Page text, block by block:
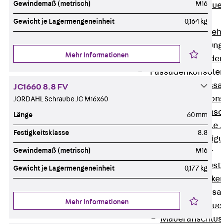
Zurück
GRIPRIP®
Winkelkonsole
Brüstungsanker
Zurück
Zurück
Gewindemaß (metrisch) M16
Gewicht je Lagermengeneinheit 0,164 kg
Mehr Informationen
JC1660 8.8 FV
JORDAHL Schraube JC M16x60
Länge 60 mm
Festigkeitsklasse 8.8
Gewindemaß (metrisch) M16
Gewicht je Lagermengeneinheit 0,177 kg
Mehr Informationen